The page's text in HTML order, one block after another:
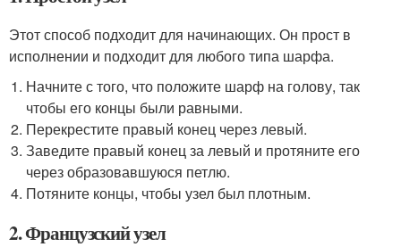
Этот способ подходит для начинающих. Он прост в
исполнении и подходит для любого типа шарфа.
Начните с того, что положите шарф на голову, так
чтобы его концы были равными.
Перекрестите правый конец через левый.
Заведите правый конец за левый и протяните его
через образовавшуюся петлю.
Потяните концы, чтобы узел был плотным.
2. Французский узел